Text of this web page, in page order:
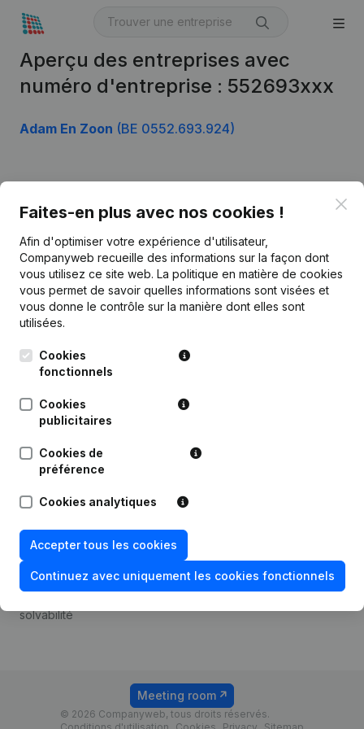
Aperçu des entreprises avec
numéro d'entreprise : 552693xxx
Adam En Zoon (BE 0552.693.924)
Faites-en plus avec nos cookies !
Afin d'optimiser votre expérience d'utilisateur,
Companyweb recueille des informations sur la façon dont
vous utilisez ce site web. La politique en matière de cookies
vous permet de savoir quelles informations sont visées et
vous donne le contrôle sur la manière dont elles sont
utilisées.
Cookies
fonctionnels
Cookies
publicitaires
Cookies de
préférence
Cookies analytiques
Accepter tous les cookies
Continuez avec uniquement les cookies fonctionnels
Français
Kantorenpark Everest
Leuvensesteenweg
1800 Vilvoorde
Informations d’entreprise
Monitoring
Recherche internationale
Prospection
Compliance et prévention
de la fraude
Consulter des comptes
Recherche de numéro de
TVA
solvabilité
Tarifs
© 2026 Companyweb, tous droits réservés.
Meeting room